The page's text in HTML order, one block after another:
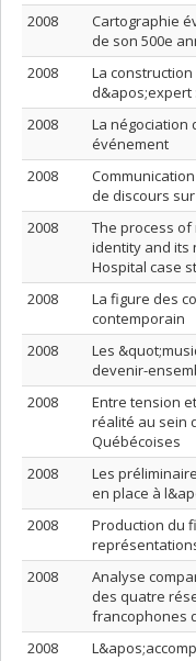
2008
Cartographie
de son 500e
2008
La
d&apos;expert
2008
La négociation
événement
2008
de discours
2008
The process
identity and its
Hospital case
2008
La figure des
contemporain
2008
Les
devenir-
2008
Entre tension
réalité au sein
Québécoises
2008
Les
en place à
2008
Production du
2008
Analyse
des quatre
francophones
2008